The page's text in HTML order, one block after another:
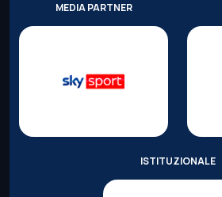
MEDIA PARTNER
ISTITUZIONALE